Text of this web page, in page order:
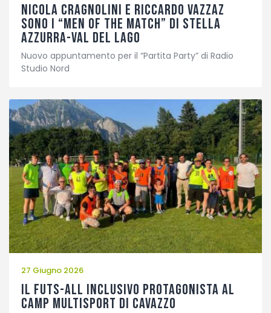
Nicola Cragnolini e Riccardo Vazzaz
sono i “Men of the Match” di Stella
Azzurra-Val del Lago
Nuovo appuntamento per il “Partita Party” di Radio
Studio Nord
27 Giugno 2026
Il Futs-ALL inclusivo protagonista al
camp multisport di Cavazzo